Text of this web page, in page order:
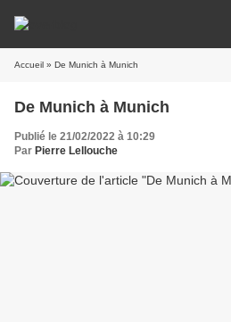
Accueil » De Munich à Munich
De Munich à Munich
Publié le 21/02/2022 à 10:29
Par Pierre Lellouche